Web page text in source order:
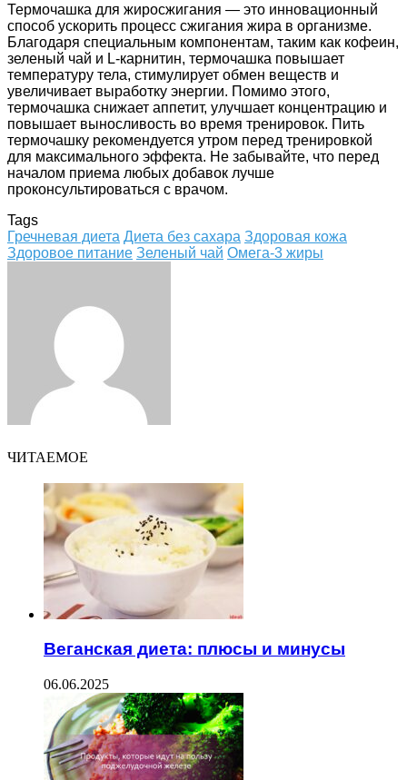
Термочашка для жиросжигания — это инновационный
способ ускорить процесс сжигания жира в организме.
Благодаря специальным компонентам, таким как кофеин,
зеленый чай и L-карнитин, термочашка повышает
температуру тела, стимулирует обмен веществ и
увеличивает выработку энергии. Помимо этого,
термочашка снижает аппетит, улучшает концентрацию и
повышает выносливость во время тренировок. Пить
термочашку рекомендуется утром перед тренировкой
для максимального эффекта. Не забывайте, что перед
началом приема любых добавок лучше
проконсультироваться с врачом.
Tags
Гречневая диета Диета без сахара Здоровая кожа
Здоровое питание Зеленый чай Омега-3 жиры
ЧИТАЕМОЕ
Веганская диета: плюсы и минусы
06.06.2025